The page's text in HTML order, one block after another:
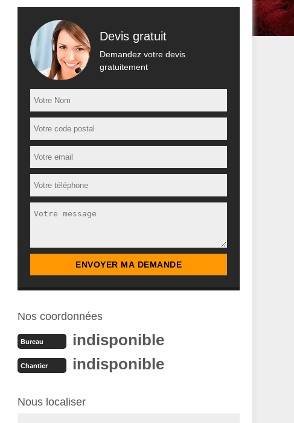
Devis gratuit
Demandez votre devis
gratuitement
Nos coordonnées
Bureau indisponible
Chantier indisponible
Nous localiser